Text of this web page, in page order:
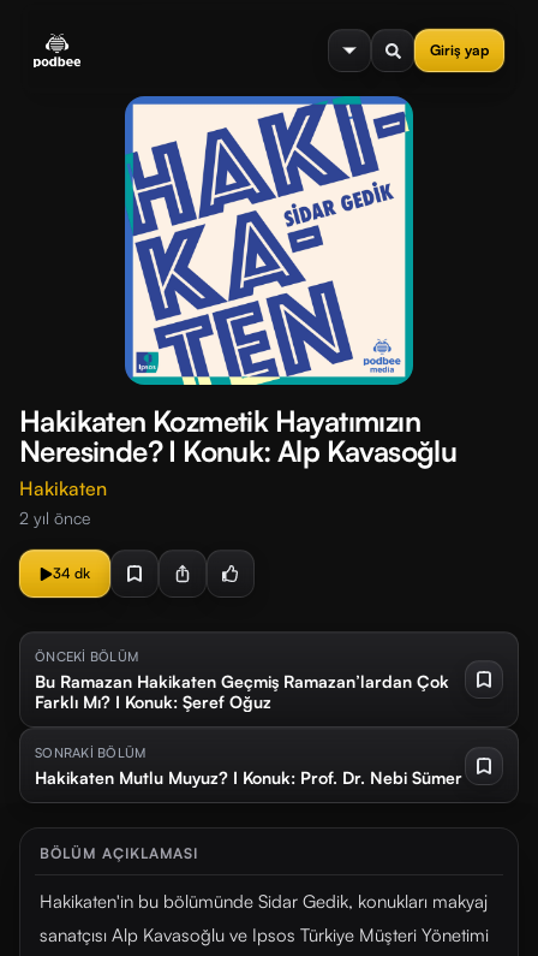
Giriş yap
menu
Hakikaten Kozmetik Hayatımızın
Neresinde? I Konuk: Alp Kavasoğlu
Hakikaten
2 yıl önce
34 dk
ÖNCEKİ BÖLÜM
Bu Ramazan Hakikaten Geçmiş Ramazan’lardan Çok
Farklı Mı? I Konuk: Şeref Oğuz
SONRAKİ BÖLÜM
Hakikaten Mutlu Muyuz? I Konuk: Prof. Dr. Nebi Sümer
BÖLÜM AÇIKLAMASI
Hakikaten'in bu bölümünde Sidar Gedik, konukları makyaj
sanatçısı Alp Kavasoğlu ve Ipsos Türkiye Müşteri Yönetimi